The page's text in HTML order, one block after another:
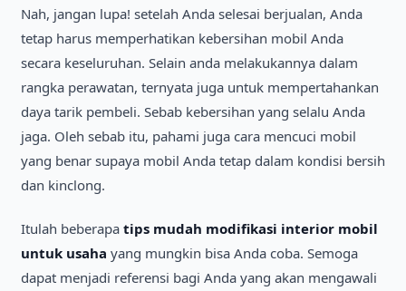
Nah, jangan lupa! setelah Anda selesai berjualan, Anda
tetap harus memperhatikan kebersihan mobil Anda
secara keseluruhan. Selain anda melakukannya dalam
rangka perawatan, ternyata juga untuk mempertahankan
daya tarik pembeli. Sebab kebersihan yang selalu Anda
jaga. Oleh sebab itu, pahami juga cara mencuci mobil
yang benar supaya mobil Anda tetap dalam kondisi bersih
dan kinclong.
Itulah beberapa tips mudah modifikasi interior mobil
untuk usaha yang mungkin bisa Anda coba. Semoga
dapat menjadi referensi bagi Anda yang akan mengawali